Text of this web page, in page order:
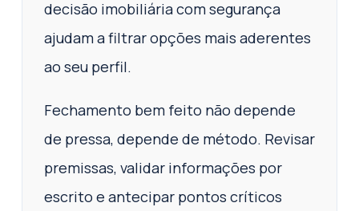
decisão imobiliária com segurança
ajudam a filtrar opções mais aderentes
ao seu perfil.
Fechamento bem feito não depende
de pressa, depende de método. Revisar
premissas, validar informações por
escrito e antecipar pontos críticos